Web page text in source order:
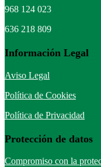
968 124 023
636 218 809
Información Legal
Aviso Legal
Política de Cookies
Política de Privacidad
Protección de datos
Compromiso con la